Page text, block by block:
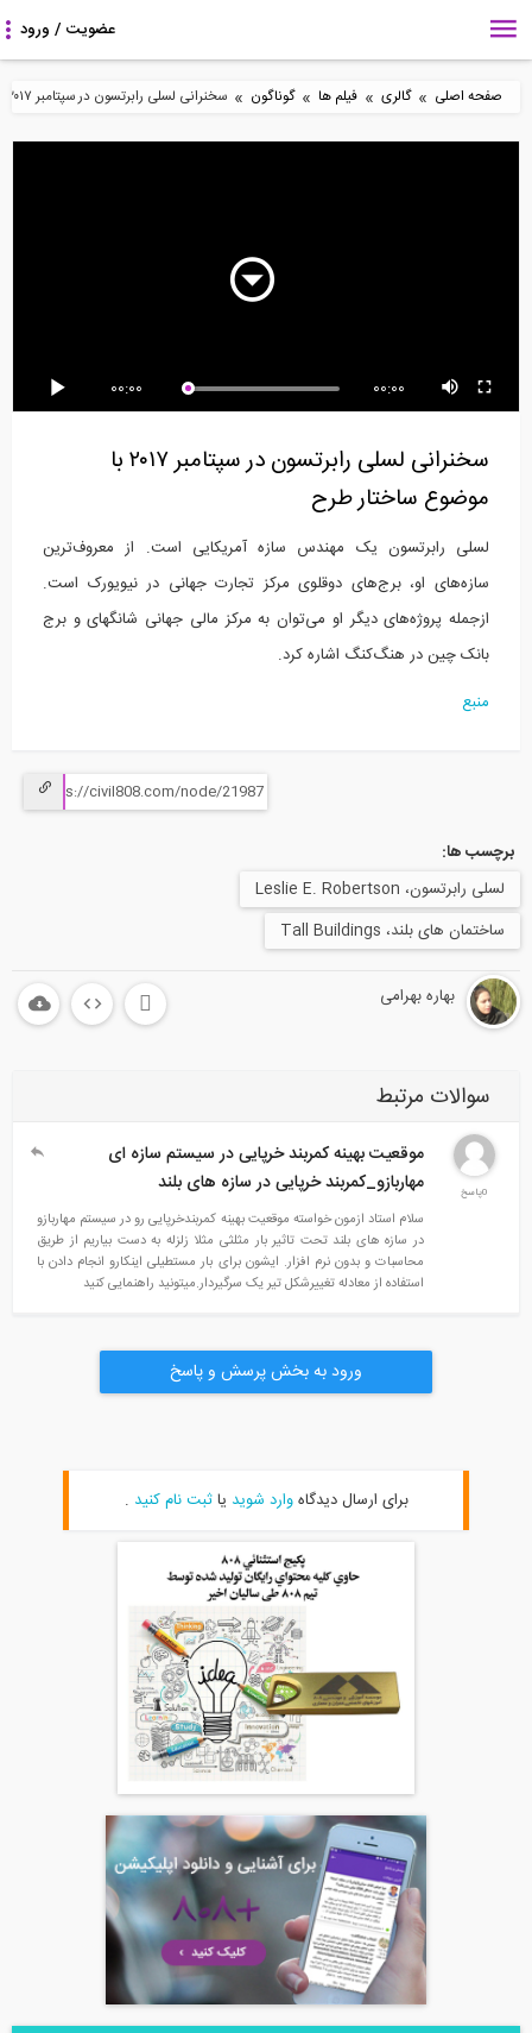
صفحه اصلی » گالری » فیلم ها » گوناگون » سخنرانی لسلی رابرتسون در سپتامبر ۲۰۱۷ با موضوع ساختار طرح
سیل صد ساله (ترجمه و
دوبله اختصاصی...
0:49
21:00
7:37
00:00 00:00
سخنرانی لسلی رابرتسون در سپتامبر ۲۰۱۷ با
موضوع ساختار طرح
لسلی رابرتسون یک مهندس سازه آمریکایی است. از معروف‌ترین
سازه‌های او، برج‌های دوقلوی مرکز تجارت جهانی در نیویورک است.
ازجمله پروژه‌های دیگر او می‌توان به مرکز مالی جهانی شانگهای و برج
بانک چین در هنگ‌کنگ اشاره کرد.
منبع
برچسب ها:
لسلی رابرتسون،‌ Leslie E. Robertson
ساختمان های بلند، Tall Buildings
بهاره بهرامی
سوالات مرتبط
موقعیت بهینه کمربند خرپایی در سیستم سازه ای
مهاربازو_کمربند خرپایی در سازه های بلند
سلام استاد ازمون خواسته موقعیت بهینه کمربندخرپایی رو در سیستم مهاربازو
در سازه های بلند تحت تاثیر بار مثلثی مثلا زلزله به دست بیاریم از طریق
محاسبات و بدون نرم افزار. ایشون برای بار مستطیلی اینکارو انجام دادن با
استفاده از معادله تغییرشکل تیر یک سرگیردار.میتونید راهنمایی کنید
ورود به بخش پرسش و پاسخ
برای ارسال دیدگاهوارد شویدیاثبت نام کنید.